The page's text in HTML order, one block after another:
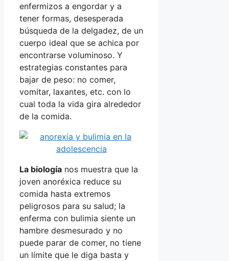
enfermizos a engordar y a
tener formas, desesperada
búsqueda de la delgadez, de un
cuerpo ideal que se achica por
encontrarse voluminoso. Y
estrategias constantes para
bajar de peso: no comer,
vomitar, laxantes, etc. con lo
cual toda la vida gira alrededor
de la comida.
La biología nos muestra que la
joven anoréxica reduce su
comida hasta extremos
peligrosos para su salud; la
enferma con bulimia siente un
hambre desmesurado y no
puede parar de comer, no tiene
un límite que le diga basta y